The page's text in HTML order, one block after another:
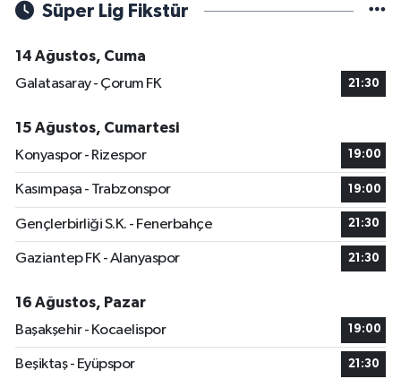
Süper Lig Fikstür
14 Ağustos, Cuma
Galatasaray - Çorum FK
21:30
15 Ağustos, Cumartesi
Konyaspor - Rizespor
19:00
Kasımpaşa - Trabzonspor 19:00
Gençlerbirliği S.K. - Fenerbahçe 21:30
Gaziantep FK - Alanyaspor 21:30
16 Ağustos, Pazar
Başakşehir - Kocaelispor
19:00
Beşiktaş - Eyüpspor 21:30